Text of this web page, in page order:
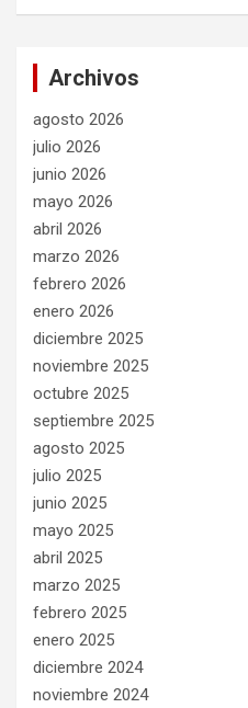
Archivos
agosto 2026
julio 2026
junio 2026
mayo 2026
abril 2026
marzo 2026
febrero 2026
enero 2026
diciembre 2025
noviembre 2025
octubre 2025
septiembre 2025
agosto 2025
julio 2025
junio 2025
mayo 2025
abril 2025
marzo 2025
febrero 2025
enero 2025
diciembre 2024
noviembre 2024